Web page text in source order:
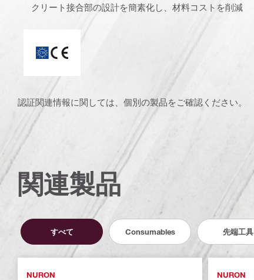
クリート接合部の設計を簡素化し、材料コストを削減
認証関連情報に関しては、個別の製品をご確認ください。
関連製品
すべて Consumables 先端工具
NURON NURON